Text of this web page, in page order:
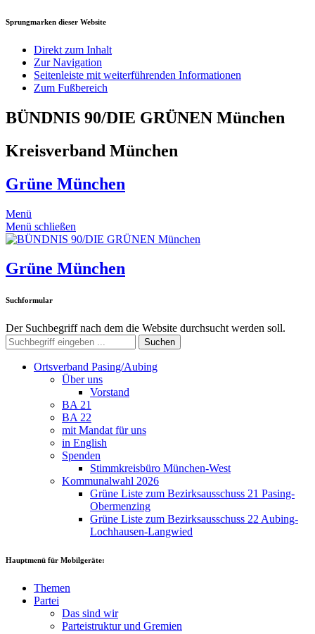
Sprungmarken dieser Website
Direkt zum Inhalt
Zur Navigation
Seitenleiste mit weiterführenden Informationen
Zum Fußbereich
BÜNDNIS 90/DIE GRÜNEN München
Kreisverband München
Grüne München
Menü
Menü schließen
Grüne München
Suchformular
Der Suchbegriff nach dem die Website durchsucht werden soll.
Suchen
Ortsverband Pasing/Aubing
Über uns
Vorstand
BA 21
BA 22
mit Mandat für uns
in English
Spenden
Stimmkreisbüro München-West
Kommunalwahl 2026
Grüne Liste zum Bezirksausschuss 21 Pasing-
Obermenzing
Grüne Liste zum Bezirksausschuss 22 Aubing-
Lochhausen-Langwied
Hauptmenü für Mobilgeräte:
Themen
Partei
Das sind wir
Parteistruktur und Gremien